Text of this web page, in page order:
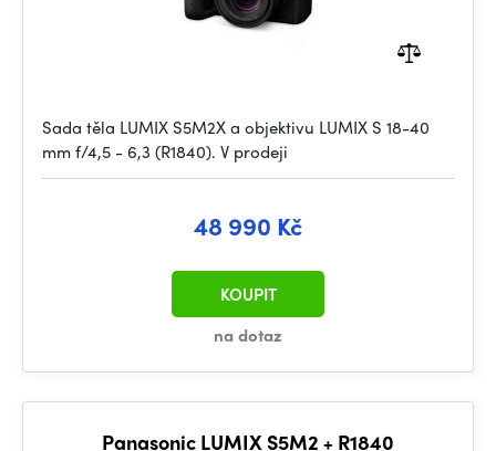
Sada těla LUMIX S5M2X a objektivu LUMIX S 18-40
mm f/4,5 - 6,3 (R1840). V prodeji
48 990 Kč
na dotaz
KOUPIT
Panasonic LUMIX S5M2 + R1840